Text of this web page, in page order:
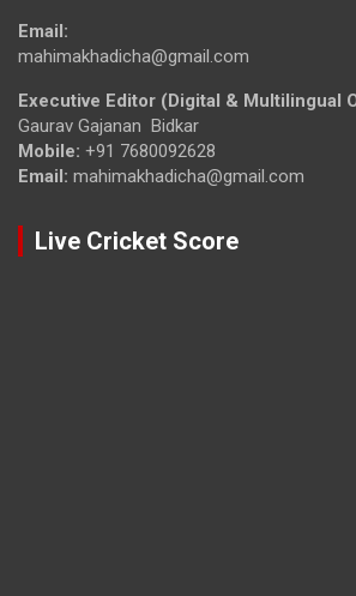
Email:
mahimakhadicha@gmail.com
Executive Editor (Digital & Multilingual
Gaurav Gajanan Bidkar
Mobile: +91 7680092628
Email: mahimakhadicha@gmail.com
Live Cricket Score